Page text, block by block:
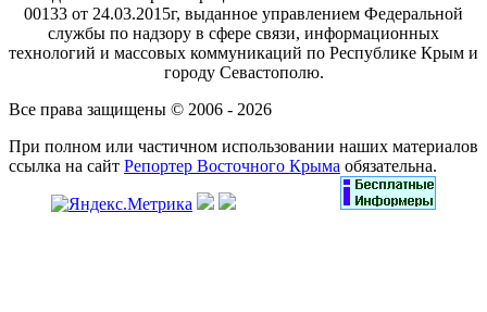
00133 от 24.03.2015г, выданное управлением Федеральной
службы по надзору в сфере связи, информационных
технологий и массовых коммуникаций по Республике Крым и
городу Севастополю.
Все права защищены © 2006 - 2026
При полном или частичном использовании наших материалов
ссылка на сайт Репортер Восточного Крыма обязательна.